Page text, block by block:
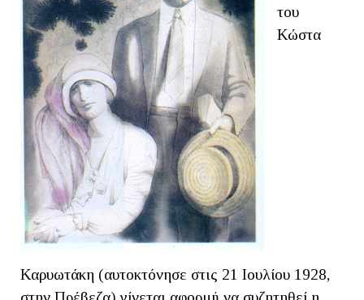
του
Κώστα
Καρυωτάκη (αυτοκτόνησε στις 21 Ιουλίου 1928,